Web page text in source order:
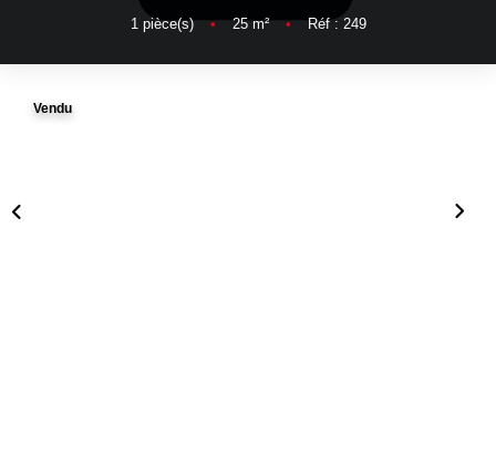
1 pièce(s) • 25m² • Réf : 249
Vendu